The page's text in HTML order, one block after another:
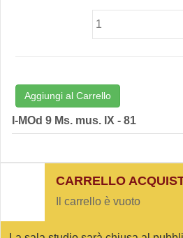
Aggiungi al Carrello
I-MOd 9 Ms. mus. IX - 81
CARRELLO
Il carrello è vuoto